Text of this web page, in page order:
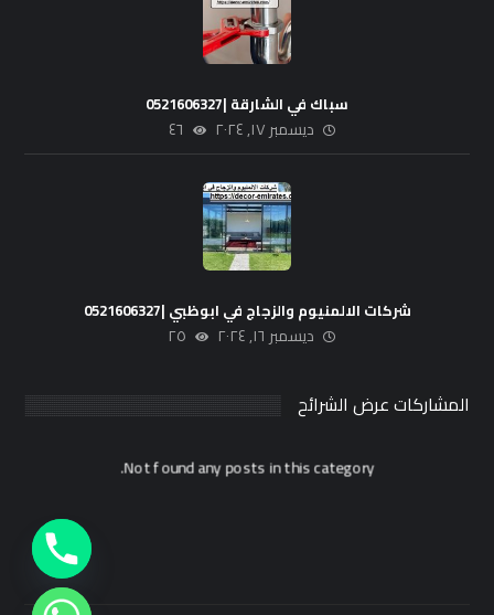
سباك في الشارقة |0521606327
ديسمبر ١٧, ٢٠٢٤ ٤٦
شركات الالمنيوم والزجاج في ابوظبي |0521606327
ديسمبر ١٦, ٢٠٢٤ ٢٥
المشاركات عرض الشرائح
Not found any posts in this category.